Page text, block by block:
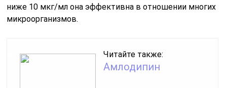
ниже 10 мкг/мл она эффективна в отношении многих
микроорганизмов.
Читайте также:
Амлодипин